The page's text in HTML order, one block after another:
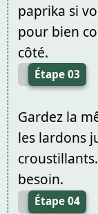
paprika si
pour bien
côté.
Étape 03
Gardez la
les lardons
besoin.
Étape 04